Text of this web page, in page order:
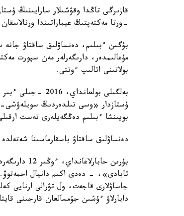
-ورتا مەكتەپتىڭ عيماراتىندا
بۇگىن ءبىلىم، دەنساۋلىق ساقتاۋ جانە
مۇعالىمدەر، دارىگەرلەر مەن سپورت
بولاتىنى اتالىپ ءوتتى.
بەلگىلى
ۇستازدار «وسى تىلدەردىڭ سويلەۋشى-
بويىنشا ءبىلىم دەڭگەيلەرى تەست
دەنساۋلىق ساقتاۋ باسقارماسىنا شەتەلدە بىلىكتىلىگىن
بۇرىن
جاساۋلارى قاجەت، ول تۋرالى ارنايى
دايارلاۋ ءۇشىن جۇمسالعان قارجىنى